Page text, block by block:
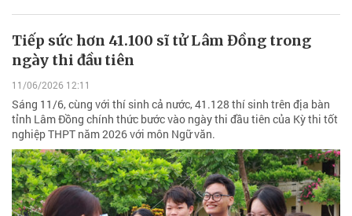
Tiếp sức hơn 41.100 sĩ tử Lâm Đồng trong
ngày thi đầu tiên
11/06/2026 12:11
Sáng 11/6, cùng với thí sinh cả nước, 41.128 thí sinh trên địa bàn
tỉnh Lâm Đồng chính thức bước vào ngày thi đầu tiên của Kỳ thi tốt
nghiệp THPT năm 2026 với môn Ngữ văn.